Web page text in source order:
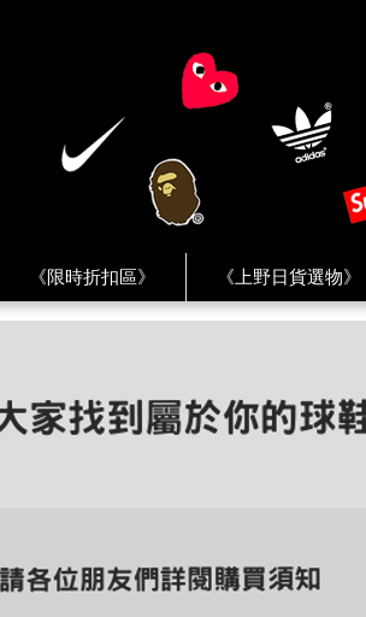
《限時折扣區》 《上野日貨選物》
《HUMAN MADE》 《Levi’s》